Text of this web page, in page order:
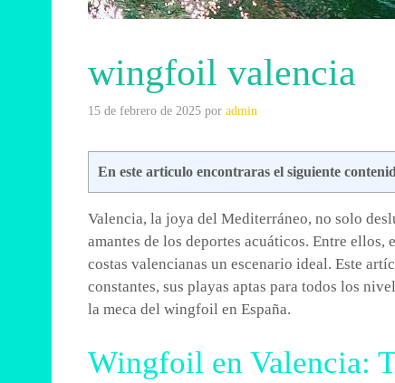
wingfoil valencia
15 de febrero de 2025 por admin
En este articulo encontraras el siguiente
Valencia, la joya del Mediterráneo, no solo
amantes de los deportes acuáticos. Entre
costas valencianas un escenario ideal. Este
constantes, sus playas aptas para todos los
la meca del wingfoil en España.
Wingfoil en Valencia: